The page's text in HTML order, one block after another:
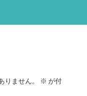
ません。 ※ が付